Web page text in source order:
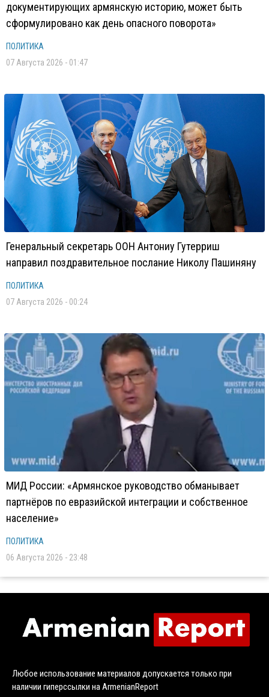
документирующих армянскую историю, может быть
сформулировано как день опасного поворота»
ПОЛИТИКА
07 Августа 2026 - 01:47
Генеральный секретарь ООН Антониу Гутерриш
направил поздравительное послание Николу Пашиняну
ПОЛИТИКА
07 Августа 2026 - 00:24
МИД России: «Армянское руководство обманывает
партнёров по евразийской интеграции и собственное
население»
ПОЛИТИКА
06 Августа 2026 - 23:48
Любое использование материалов допускается только при
наличии гиперссылки на ArmenianReport